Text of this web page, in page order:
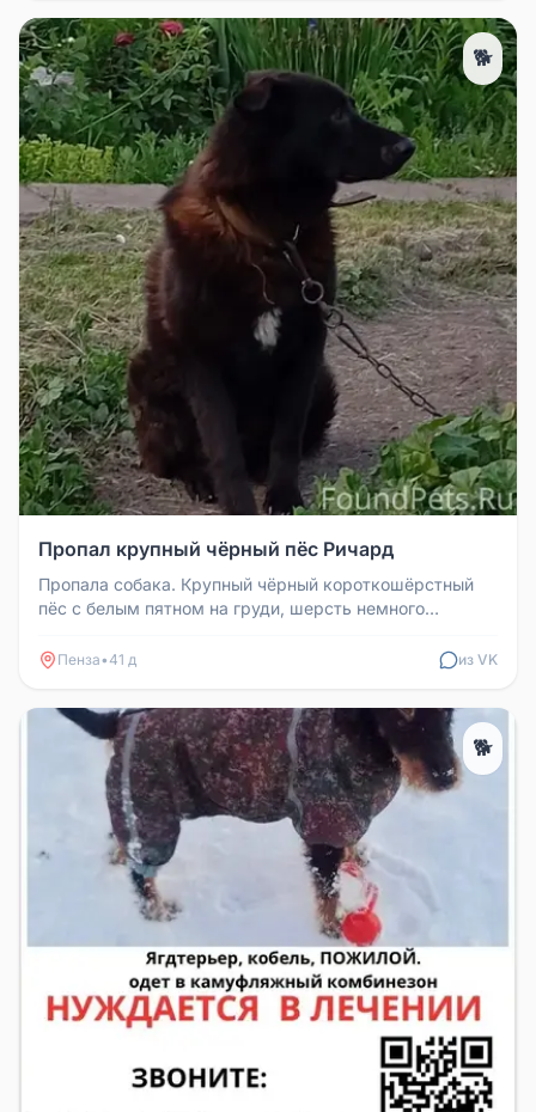
🐕
Пропал крупный чёрный пёс Ричард
Пропала собака. Крупный чёрный короткошёрстный
пёс с белым пятном на груди, шерсть немного
Пенза•41 д из VK
🐕